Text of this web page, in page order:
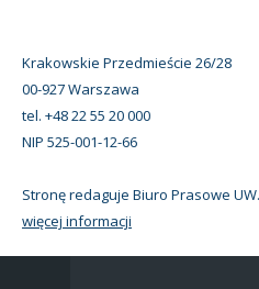
Krakowskie Przedmieście 26/28
00-927 Warszawa
tel. +48 22 55 20 000
NIP 525-001-12-66
Stronę redaguje Biuro Prasowe UW.
więcej informacji